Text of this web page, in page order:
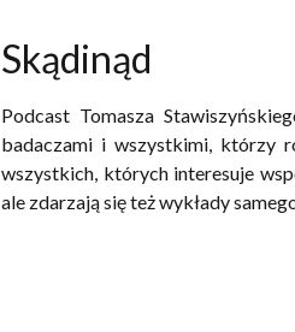
Skądinąd
Podcast Tomasza
badaczami i wszystkimi, którzy
wszystkich, których interesuje
ale zdarzają się też wykłady